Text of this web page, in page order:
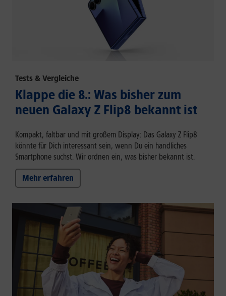
Tests & Vergleiche
Klappe die 8.: Was bisher zum
neuen Galaxy Z Flip8 bekannt ist
Kompakt, faltbar und mit großem Display: Das Galaxy Z Flip8
könnte für Dich interessant sein, wenn Du ein handliches
Smartphone suchst. Wir ordnen ein, was bisher bekannt ist.
Mehr erfahren